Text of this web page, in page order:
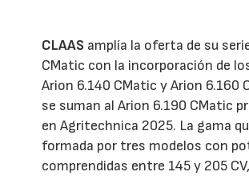
CLAAS amplía la oferta de su
CMatic con la incorporación de
Arion 6.140 CMatic y Arion 6.160
se suman al Arion 6.190 CMatic
en Agritechnica 2025. La gama
formada por tres modelos con
comprendidas entre 145 y 205 CV,